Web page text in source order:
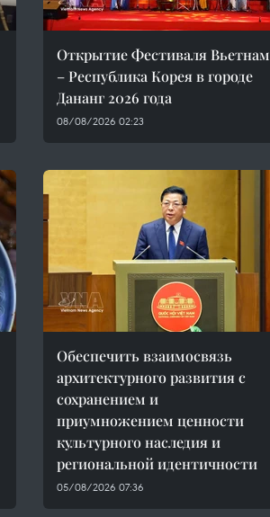
Открытие Фестиваля Вьетнам
– Республика Корея в городе
Дананг 2026 года
08/08/2026 02:23
Обеспечить взаимосвязь
архитектурного развития с
сохранением и
приумножением ценности
культурного наследия и
региональной идентичности
05/08/2026 07:36